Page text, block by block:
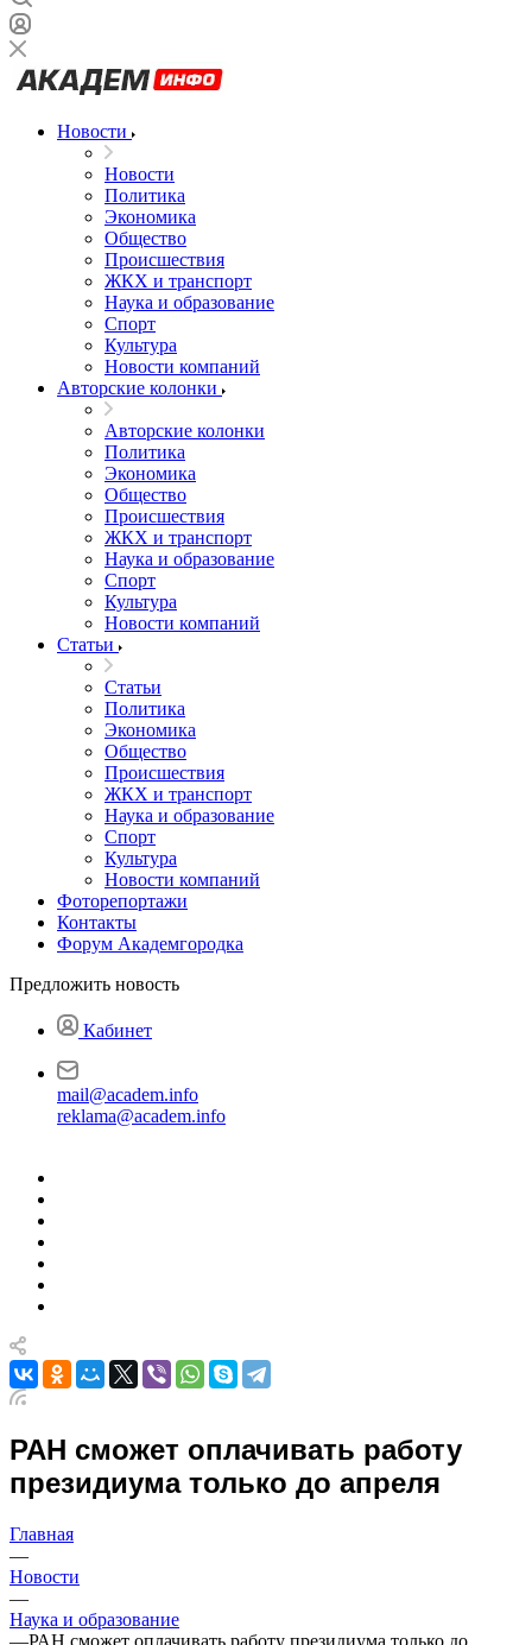
Новости
Новости
Политика
Экономика
Общество
Происшествия
ЖКХ и транспорт
Наука и образование
Спорт
Культура
Новости компаний
Авторские колонки
Авторские колонки
Политика
Экономика
Общество
Происшествия
ЖКХ и транспорт
Наука и образование
Спорт
Культура
Новости компаний
Статьи
Статьи
Политика
Экономика
Общество
Происшествия
ЖКХ и транспорт
Наука и образование
Спорт
Культура
Новости компаний
Фоторепортажи
Контакты
Форум Академгородка
Предложить новость
Кабинет
mail@academ.info
reklama@academ.info
РАН сможет оплачивать работу
президиума только до апреля
Главная
—
Новости
—
Наука и образование
—РАН сможет оплачивать работу президиума только до